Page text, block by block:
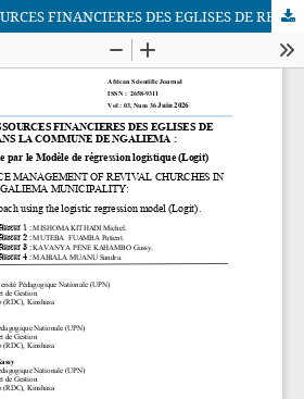
GESTION DES RESSOURCES FINANCIERES DES EGLISES DE REVEIL DANS LA COMMUNE DE NGALIEMA : Approche empirique par le Modèle de régression logistique (Logit)
Scientific Journal (ASJ)
ISSN : 2658-9311
droits réservés. Developpé par
BestGest